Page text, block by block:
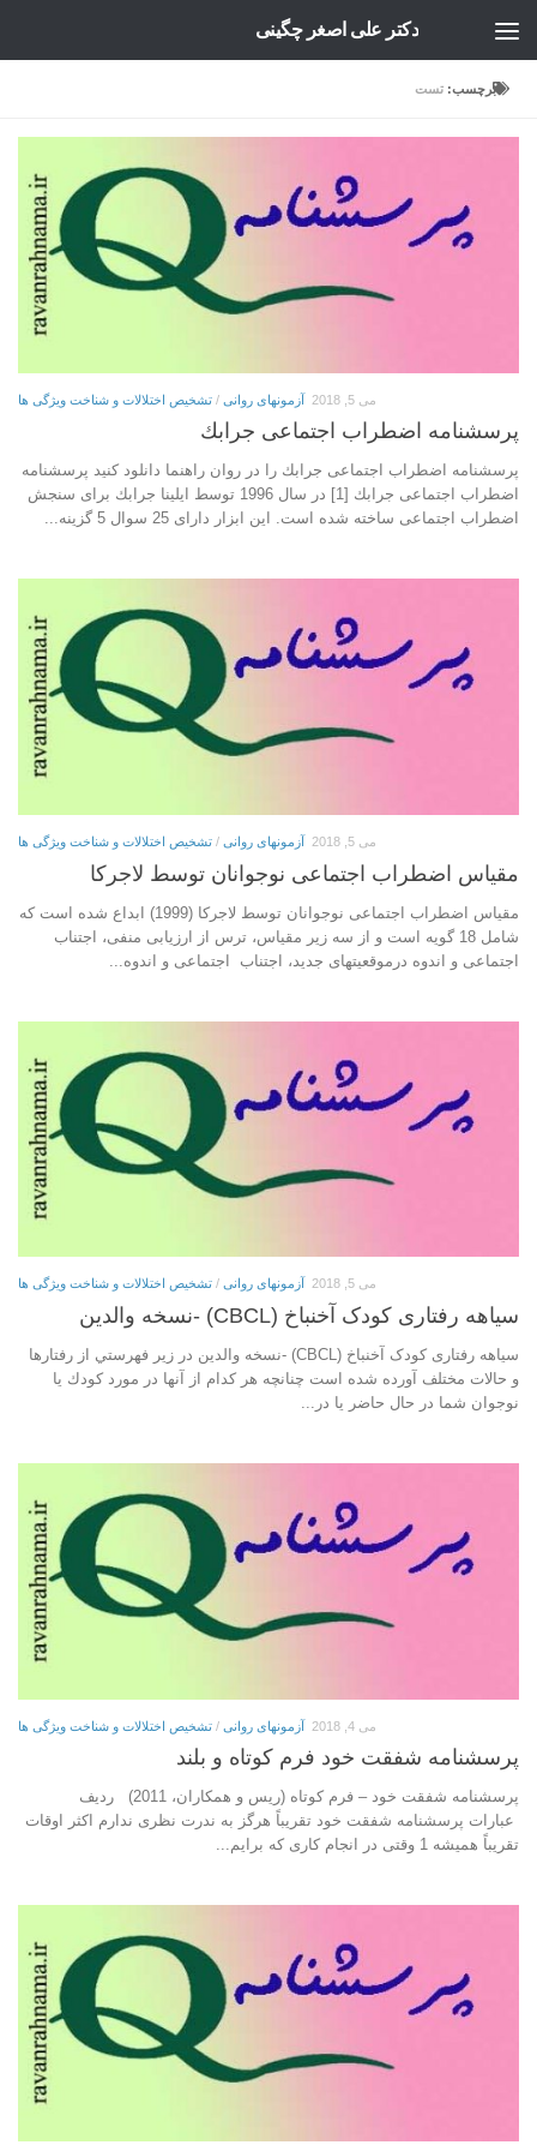
دکتر علی اصغر چگینی
برچسب:تست
آزمونهای روانی / تشخیص اختلالات و شناخت ویژگی ها می 5, 2018
پرسشنامه اضطراب اجتماعی جرابك
پرسشنامه اضطراب اجتماعی جرابك را در روان راهنما دانلود کنید پرسشنامه
اضطراب اجتماعی جرابك [1] در سال 1996 توسط ایلینا جرابك برای سنجش
اضطراب اجتماعی ساخته شده است. این ابزار دارای 25 سوال 5 گزینه...
آزمونهای روانی / تشخیص اختلالات و شناخت ویژگی ها می 5, 2018
مقياس اضطراب اجتماعی نوجوانان توسط لاجركا
مقياس اضطراب اجتماعی نوجوانان توسط لاجركا (1999) ابداع شده است که
شامل 18 گويه است و از سه زير مقياس، ترس از ارزيابی منفی، اجتناب
اجتماعی و اندوه درموقعيت­های جديد، اجتناب اجتماعی و اندوه...
آزمونهای روانی / تشخیص اختلالات و شناخت ویژگی ها می 5, 2018
سیاهه رفتاری کودک آخنباخ (CBCL) -نسخه والدین
سیاهه رفتاری کودک آخنباخ (CBCL) -نسخه والدین در زير فهرستي از رفتارها
و حالات مختلف آورده شده است چنانچه هر كدام از آنها در مورد كودك يا
نوجوان شما در حال حاضر يا در...
آزمونهای روانی / تشخیص اختلالات و شناخت ویژگی ها می 4, 2018
پرسشنامه شفقت خود فرم کوتاه و بلند
پرسشنامه شفقت خود – فرم کوتاه (ریس و همکاران، 2011) ردیف
عبارات پرسشنامه شفقت خود تقریباً هرگز به ندرت نظری ندارم اکثر اوقات
تقریباً همیشه 1 وقتی در انجام کاری که برایم...